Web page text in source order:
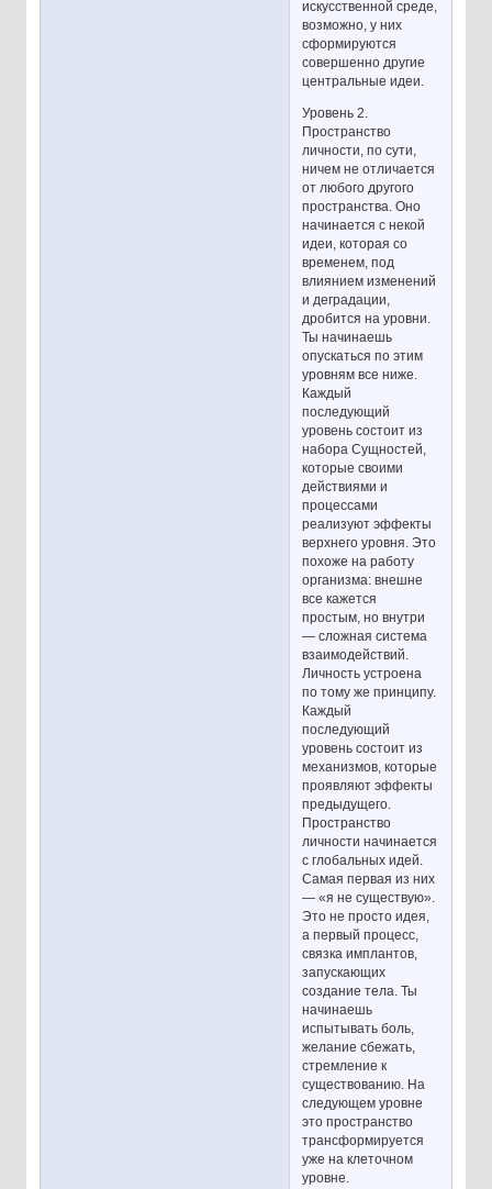
искусственной среде,
возможно, у них
сформируются
совершенно другие
центральные идеи.
Уровень 2.
Пространство
личности, по сути,
ничем не отличается
от любого другого
пространства. Оно
начинается с некой
идеи, которая со
временем, под
влиянием изменений
и деградации,
дробится на уровни.
Ты начинаешь
опускаться по этим
уровням все ниже.
Каждый
последующий
уровень состоит из
набора Сущностей,
которые своими
действиями и
процессами
реализуют эффекты
верхнего уровня. Это
похоже на работу
организма: внешне
все кажется
простым, но внутри
— сложная система
взаимодействий.
Личность устроена
по тому же принципу.
Каждый
последующий
уровень состоит из
механизмов, которые
проявляют эффекты
предыдущего.
Пространство
личности начинается
с глобальных идей.
Самая первая из них
— «я не существую».
Это не просто идея,
а первый процесс,
связка имплантов,
запускающих
создание тела. Ты
начинаешь
испытывать боль,
желание сбежать,
стремление к
существованию. На
следующем уровне
это пространство
трансформируется
уже на клеточном
уровне.